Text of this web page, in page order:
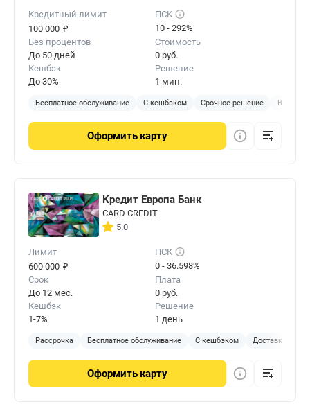
Кредитный лимит
100 000 ₽
ПСК
10 - 292%
Без процентов
До 50 дней
Стоимость
0 руб.
Кешбэк
До 30%
Решение
1 мин.
Бесплатное обслуживание С кешбэком Срочное решение
Оформить карту
Кредит Европа Банк
CARD CREDIT
5.0
Лимит
600 000 ₽
ПСК
0 - 36.598%
Срок
До 12 мес.
Плата
0 руб.
Кешбэк
1-7%
Решение
1 день
Рассрочка Бесплатное обслуживание С кешбэком Доставка на
Оформить карту